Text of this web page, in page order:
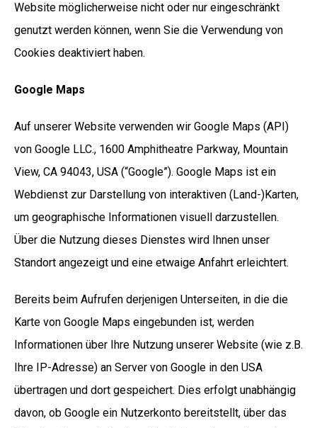
Website möglicherweise nicht oder nur eingeschränkt
genutzt werden können, wenn Sie die Verwendung von
Cookies deaktiviert haben.
Google Maps
Auf unserer Website verwenden wir Google Maps (API)
von Google LLC., 1600 Amphitheatre Parkway, Mountain
View, CA 94043, USA (“Google”). Google Maps ist ein
Webdienst zur Darstellung von interaktiven (Land-)Karten,
um geographische Informationen visuell darzustellen.
Über die Nutzung dieses Dienstes wird Ihnen unser
Standort angezeigt und eine etwaige Anfahrt erleichtert.
Bereits beim Aufrufen derjenigen Unterseiten, in die die
Karte von Google Maps eingebunden ist, werden
Informationen über Ihre Nutzung unserer Website (wie z.B.
Ihre IP-Adresse) an Server von Google in den USA
übertragen und dort gespeichert. Dies erfolgt unabhängig
davon, ob Google ein Nutzerkonto bereitstellt, über das